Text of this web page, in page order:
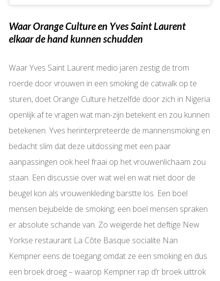
Waar Orange Culture en Yves Saint Laurent
elkaar de hand kunnen schudden
Waar Yves Saint Laurent medio jaren zestig de trom
roerde door vrouwen in een smoking de catwalk op te
sturen, doet Orange Culture hetzelfde door zich in Nigeria
openlijk af te vragen wat man-zijn betekent en zou kunnen
betekenen. Yves herinterpreteerde de mannensmoking en
bedacht slim dat deze uitdossing met een paar
aanpassingen ook heel fraai op het vrouwenlichaam zou
staan. Een discussie over wat wel en wat niet door de
beugel kon als vrouwenkleding barstte los. Een boel
mensen bejubelde de smoking; een boel mensen spraken
er absolute schande van. Zo weigerde het deftige New
Yorkse restaurant La Côte Basque socialite Nan
Kempner eens de toegang omdat ze een smoking en dus
een broek droeg – waarop Kempner rap d’r broek uittrok